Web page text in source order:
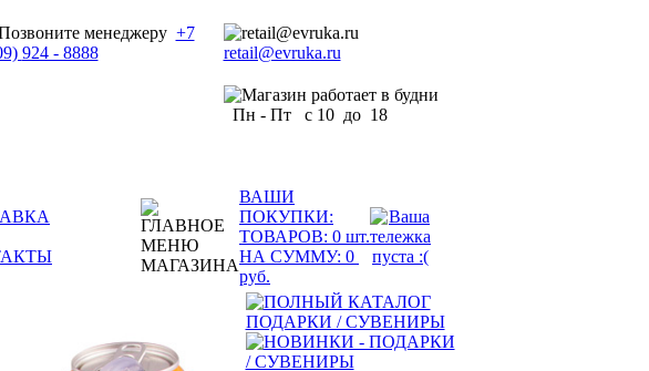
+7
924 - 8888 retail@evruka.ru
Пн - Пт с 10 до 18
ВАШИ
ПОКУПКИ:
ТОВАРОВ: 0 шт.
НА СУММУ: 0
руб.